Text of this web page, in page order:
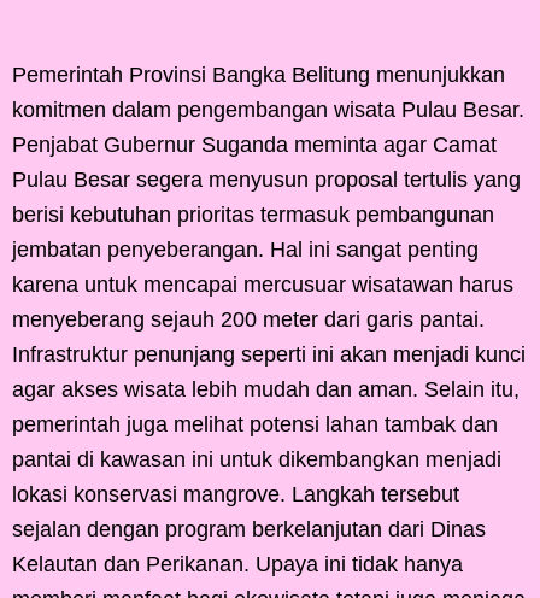
Pemerintah Provinsi Bangka Belitung menunjukkan
komitmen dalam pengembangan wisata Pulau Besar.
Penjabat Gubernur Suganda meminta agar Camat
Pulau Besar segera menyusun proposal tertulis yang
berisi kebutuhan prioritas termasuk pembangunan
jembatan penyeberangan. Hal ini sangat penting
karena untuk mencapai mercusuar wisatawan harus
menyeberang sejauh 200 meter dari garis pantai.
Infrastruktur penunjang seperti ini akan menjadi kunci
agar akses wisata lebih mudah dan aman. Selain itu,
pemerintah juga melihat potensi lahan tambak dan
pantai di kawasan ini untuk dikembangkan menjadi
lokasi konservasi mangrove. Langkah tersebut
sejalan dengan program berkelanjutan dari Dinas
Kelautan dan Perikanan. Upaya ini tidak hanya